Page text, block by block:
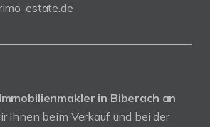
estate.de
Immobilienmakler in Biberach an
Ihnen beim Verkauf und bei der